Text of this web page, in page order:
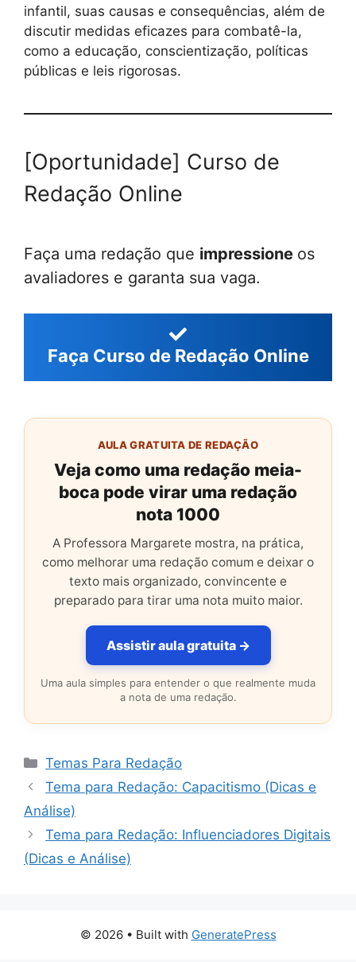
infantil, suas causas e consequências, além de
discutir medidas eficazes para combatê-la,
como a educação, conscientização, políticas
públicas e leis rigorosas.
[Oportunidade] Curso de
Redação Online
Faça uma redação que impressione os
avaliadores e garanta sua vaga.
Faça Curso de Redação Online
AULA GRATUITA DE REDAÇÃO
Veja como uma redação meia-
boca pode virar uma redação
nota 1000
A Professora Margarete mostra, na prática,
como melhorar uma redação comum e deixar o
texto mais organizado, convincente e
preparado para tirar uma nota muito maior.
Assistir aula gratuita →
Uma aula simples para entender o que realmente muda
a nota de uma redação.
Categorias
Temas Para Redação
Tema para Redação: Capacitismo (Dicas e
Análise)
Tema para Redação: Influenciadores Digitais
(Dicas e Análise)
© 2026 • Built with GeneratePress